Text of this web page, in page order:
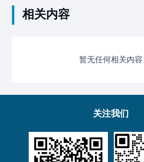
相关内容
暂无任何相关内容
关注我们